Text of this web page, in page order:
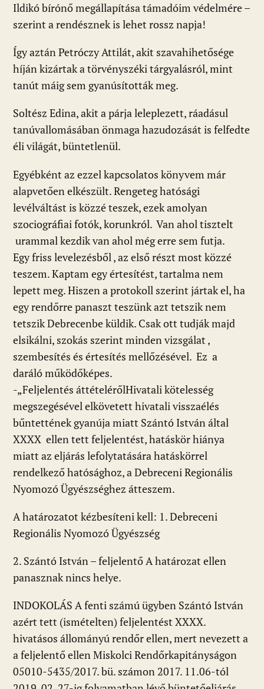
Ildikó bírónő megállapítása támadóim védelmére –
szerint a rendésznek is lehet rossz napja!
Így aztán Petróczy Attilát, akit szavahihetősége
híján kizártak a törvényszéki tárgyalásról, mint
tanút máig sem gyanúsították meg.
Soltész Edina, akit a párja leleplezett, ráadásul
tanúvallomásában önmaga hazudozását is felfedte
éli világát, büntetlenül.
Egyébként az ezzel kapcsolatos könyvem már
alapvetően elkészült. Rengeteg hatósági
levélváltást is közzé teszek, ezek amolyan
szociográfiai fotók, korunkról. Van ahol tisztelt
urammal kezdik van ahol még erre sem futja.
Egy friss levelezésből , az első részt most közzé
teszem. Kaptam egy értesítést, tartalma nem
lepett meg. Hiszen a protokoll szerint jártak el, ha
egy rendőrre panaszt teszünk azt tetszik nem
tetszik Debrecenbe küldik. Csak ott tudják majd
elsikálni, szokás szerint minden vizsgálat ,
szembesítés és értesítés mellőzésével. Ez a
daráló működőképes.
-„Feljelentés áttételérőlHivatali kötelesség
megszegésével elkövetett hivatali visszaélés
bűntettének gyanúja miatt Szántó István által
XXXX ellen tett feljelentést, hatáskör hiánya
miatt az eljárás lefolytatására hatáskörrel
rendelkező hatósághoz, a Debreceni Regionális
Nyomozó Ügyészséghez átteszem.
A határozatot kézbesíteni kell: 1. Debreceni
Regionális Nyomozó Ügyészség
2. Szántó István – feljelentő A határozat ellen
panasznak nincs helye.
INDOKOLÁS A fenti számú ügyben Szántó István
azért tett (ismételten) feljelentést XXXX.
hivatásos állományú rendőr ellen, mert nevezett a
a feljelentő ellen Miskolci Rendőrkapitányságon
05010-5435/2017. bü. számon 2017. 11.06-tól